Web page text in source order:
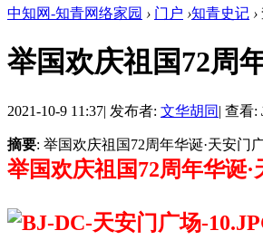
中知网-知青网络家园 › 门户 ›知青史记 ›
举国欢庆祖国72周
2021-10-9 11:37| 发布者: 文华胡同 | 查看:
摘要: 举国欢庆祖国72周年华诞·天安门
举国欢庆祖国72周年华诞·